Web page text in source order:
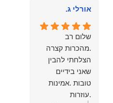
הלב לכל מי
שמחפש עורך דין
מקצועי, אמין
ומסור.
הוא שלנו.
אורלי ג.
שלום רב
.מהכרות קצרה
הצלחתי להבין
שאני בידיים
טובות .אמינות
.עוזרות